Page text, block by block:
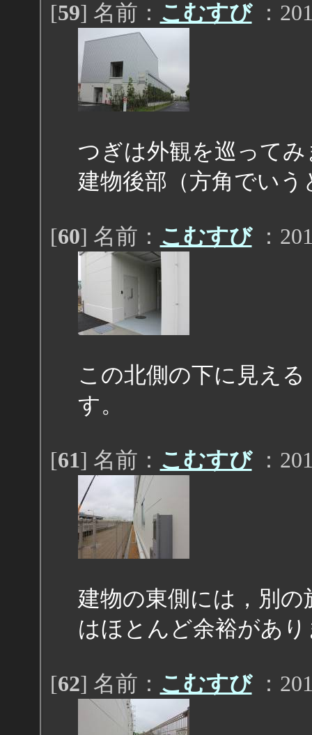
[59] 名前： こむすび：
つぎは外観を巡ってみ
建物後部（方角でい
[60] 名前： こむすび：
この北側の下に見え
す。
[61] 名前： こむすび：
建物の東側には，別
はほとんど余裕があ
[62] 名前： こむすび：